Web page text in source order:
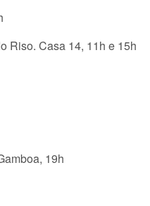
Riso. Casa 14, 11h e 15h
19h